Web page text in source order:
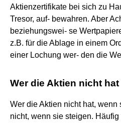
Aktienzertifikate bei sich zu
Tresor, auf- bewahren. Aber
beziehungswei- se
z.B. für die Ablage in einem
einer Lochung wer- den die
Wer die Aktien nicht
Wer die Aktien nicht hat, wenn
nicht, wenn sie steigen.